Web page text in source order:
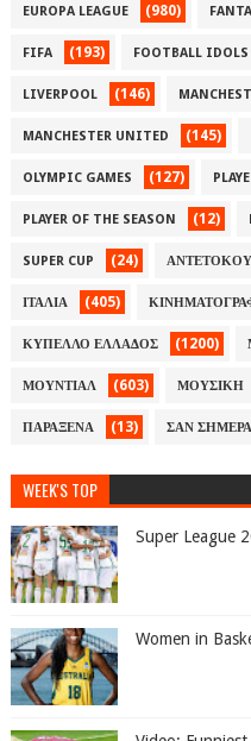
EUROPA LEAGUE (980)
FIFA (193) FOOTBALL IDOLS
LIVERPOOL (146)
MANCHESTER UNITED (145)
OLYMPIC GAMES (127)
PLAYER OF THE SEASON (12)
SUPER CUP (24)
ΙΤΑΛΙΑ (405)
ΚΥΠΕΛΛΟ ΕΛΛΑΔΟΣ (1200)
ΜΟΥΝΤΙΑΛ (603) ΜΟΥΣΙΚΗ
ΠΑΡΑΞΕΝΑ (13) ΣΑΝ ΣΗΜΕΡΑ
WEEK'S TOP
Super League
Women in